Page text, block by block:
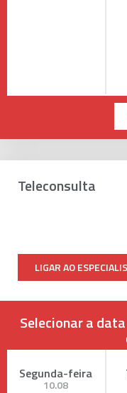
Teleconsulta
LIGAR AO
Selecionar a
Segunda-feira
10.08